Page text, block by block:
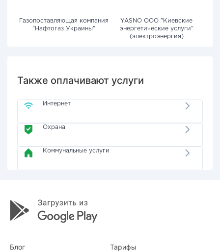
Газопоставляющая компания
"Нафтогаз Украины"
YASNO OOO "Киевские
энергетические услуги"
(электроэнергия)
Также оплачивают услуги
Интернет
Охрана
Коммунальные услуги
Блог Тарифы